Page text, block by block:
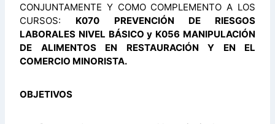
CONJUNTAMENTE Y COMO COMPLEMENTO A LOS
CURSOS: K070 PREVENCIÓN DE RIESGOS
LABORALES NIVEL BÁSICO y K056 MANIPULACIÓN
DE ALIMENTOS EN RESTAURACIÓN Y EN EL
COMERCIO MINORISTA.
OBJETIVOS